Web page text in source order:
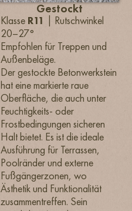
Gestockt
Klasse R11
| Rutschwinkel
20–27°
Empfohlen für Treppen und
Außenbeläge.
Der gestockte Betonwerkstein
hat eine markierte raue
Oberfläche, die auch unter
Feuchtigkeits- oder
Frostbedingungen sicheren
Halt bietet. Es ist die ideale
Ausführung für Terrassen,
Poolränder und externe
Fußgängerzonen, wo
Ästhetik und Funktionalität
zusammentreffen. Sein